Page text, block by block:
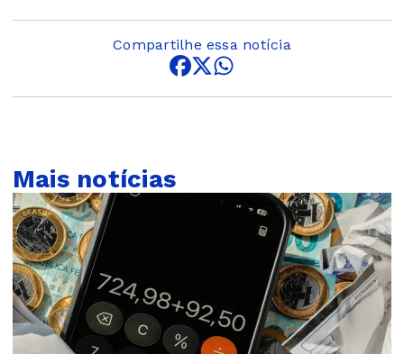
Compartilhe essa notícia
Mais notícias